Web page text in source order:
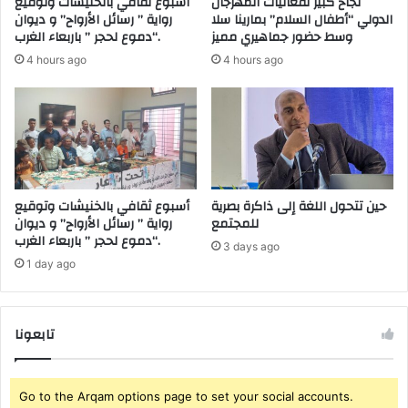
ل
م
س
ت
ا
ج
م
ع
ي
أ
ا
ع
ا
م
ي
ت
ع
ا
و
ن
ي
ا
M
ش
رواية ” رسائل الأرواح” و ديوان
“دموع لحجر ” باربعاء الغرب.
4 hours ago
الدولي “أطفال السلام” بمارينا سلا
وسط حضور جماهيري مميز
4 hours ago
أسبوع ثقافي بالخنيشات وتوقيع
رواية ” رسائل الأرواح” و ديوان
“دموع لحجر ” باربعاء الغرب.
1 day ago
حين تتحول اللغة إلى ذاكرة بصرية
للمجتمع
3 days ago
تابعونا
Go to the Arqam options page to set your social accounts.